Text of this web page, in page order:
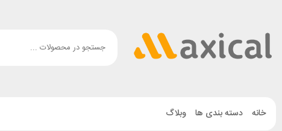
خانه دسته بندی ها وبلاگ